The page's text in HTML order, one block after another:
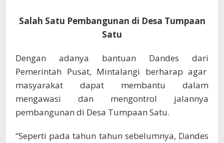
Salah Satu Pembangunan di Desa Tumpaan
Satu
Dengan adanya bantuan Dandes dari
Pemerintah Pusat, Mintalangi berharap agar
masyarakat dapat membantu dalam
mengawasi dan mengontrol jalannya
pembangunan di Desa Tumpaan Satu.
“Seperti pada tahun tahun sebelumnya, Dandes